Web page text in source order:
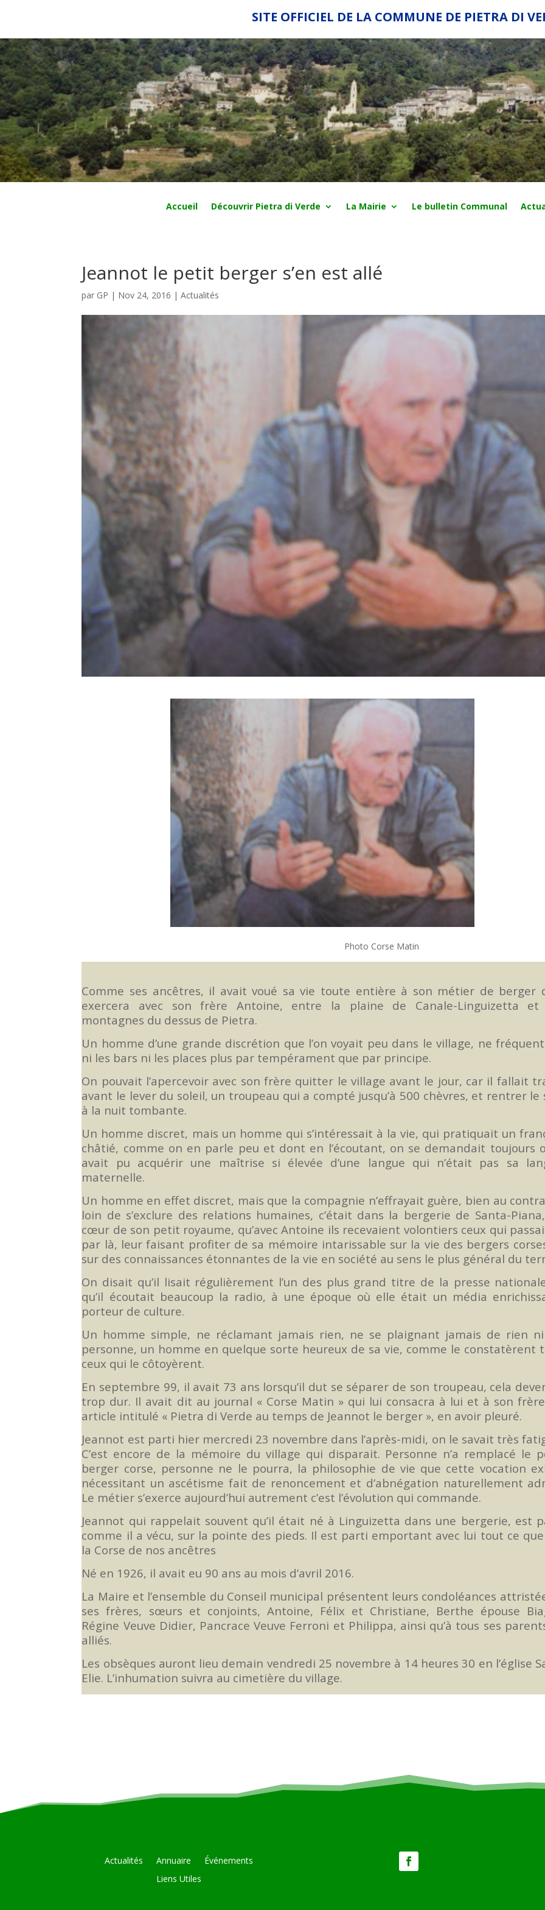
SITE OFFICIEL DE LA COMMUNE DE PIETRA DI
Accueil Découvrir Pietra di Verde La Mairie Le bulletin Communal
Jeannot le petit berger s’en est allé
par GP | Nov 24, 2016 |Actualités
Photo Corse Matin
Comme ses ancêtres, il avait voué sa vie toute entière à son métier de berger
exercera avec son frère Antoine, entre la plaine de Canale-Linguizetta et
montagnes du dessus de Pietra.
Un homme d’une grande discrétion que l’on voyait peu dans le village, ne
ni les bars ni les places plus par tempérament que par principe.
On pouvait l’apercevoir avec son frère quitter le village avant le jour, car il fallait
avant le lever du soleil, un troupeau qui a compté jusqu’à 500 chèvres, et rentrer le
à la nuit tombante.
Un homme discret, mais un homme qui s’intéressait à la vie, qui pratiquait un
châtié, comme on en parle peu et dont en l’écoutant, on se demandait toujours
avait pu acquérir une maîtrise si élevée d’une langue qui n’était pas sa
maternelle.
Un homme en effet discret, mais que la compagnie n’effrayait guère, bien au
loin de s’exclure des relations humaines, c’était dans la bergerie de Santa-
cœur de son petit royaume, qu’avec Antoine ils recevaient volontiers ceux qui
par là, leur faisant profiter de sa mémoire intarissable sur la vie des bergers
sur des connaissances étonnantes de la vie en société au sens le plus général du
On disait qu’il lisait régulièrement l’un des plus grand titre de la presse
qu’il écoutait beaucoup la radio, à une époque où elle était un média
porteur de culture.
Un homme simple, ne réclamant jamais rien, ne se plaignant jamais de rien
personne, un homme en quelque sorte heureux de sa vie, comme le constatèrent
ceux qui le côtoyèrent.
En septembre 99, il avait 73 ans lorsqu’il dut se séparer de son troupeau, cela
trop dur. Il avait dit au journal « Corse Matin » qui lui consacra à lui et à son
article intitulé « Pietra di Verde au temps de Jeannot le berger », en avoir pleuré.
Jeannot est parti hier mercredi 23 novembre dans l’après-midi, on le savait très
C’est encore de la mémoire du village qui disparait. Personne n’a remplacé le
berger corse, personne ne le pourra, la philosophie de vie que cette vocation
nécessitant un ascétisme fait de renoncement et d’abnégation naturellement
Le métier s’exerce aujourd’hui autrement c’est l’évolution qui commande.
Jeannot qui rappelait souvent qu’il était né à Linguizetta dans une bergerie, est
comme il a vécu, sur la pointe des pieds. Il est parti emportant avec lui tout ce
la Corse de nos ancêtres
Né en 1926, il avait eu 90 ans au mois d’avril 2016.
La Maire et l’ensemble du Conseil municipal présentent leurs condoléances
ses frères, sœurs et conjoints, Antoine, Félix et Christiane, Berthe épouse
Régine Veuve Didier, Pancrace Veuve Ferroni et Philippa, ainsi qu’à tous ses
alliés.
Les obsèques auront lieu demain vendredi 25 novembre à 14 heures 30 en l’église
Elie. L’inhumation suivra au cimetière du village.
Actualités Annuaire
Événements
Liens Utiles